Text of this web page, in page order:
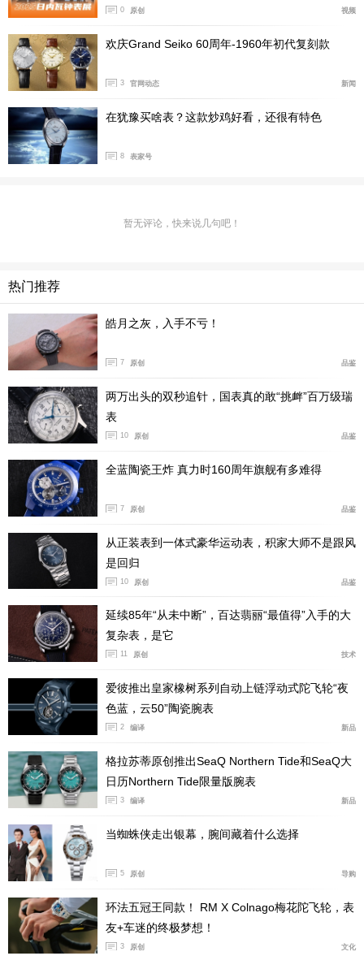
0 原创 视频
欢庆Grand Seiko 60周年-1960年初代复刻款
3 官网动态 新闻
在犹豫买啥表？这款炒鸡好看，还很有特色
8 表家号
暂无评论，快来说几句吧！
热门推荐
皓月之灰，入手不亏！
7 原创 品鉴
两万出头的双秒追针，国表真的敢“挑衅”百万级瑞
表
10 原创 品鉴
全蓝陶瓷王炸 真力时160周年旗舰有多难得
7 原创 品鉴
从正装表到一体式豪华运动表，积家大师不是跟风
是回归
10 原创 品鉴
延续85年“从未中断”，百达翡丽“最值得”入手的大
复杂表，是它
11 原创 技术
爱彼推出皇家橡树系列自动上链浮动式陀飞轮“夜
色蓝，云50”陶瓷腕表
2 编译 新品
格拉苏蒂原创推出SeaQ Northern Tide和SeaQ大
日历Northern Tide限量版腕表
3 编译 新品
当蜘蛛侠走出银幕，腕间藏着什么选择
5 原创 导购
环法五冠王同款！ RM X Colnago梅花陀飞轮，表
友+车迷的终极梦想！
3 原创 文化